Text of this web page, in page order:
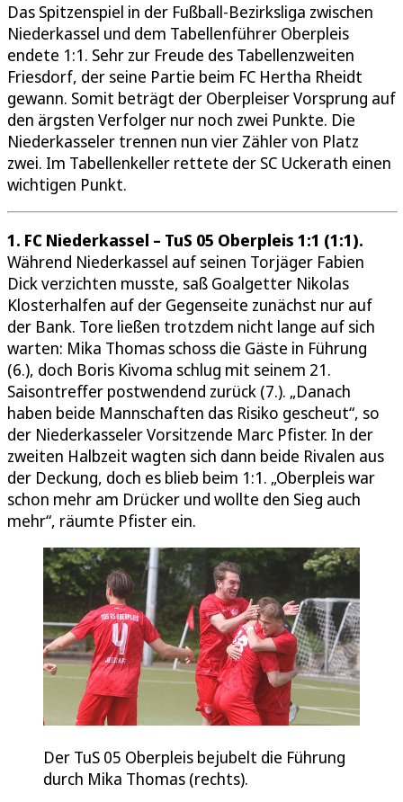
Das Spitzenspiel in der Fußball-Bezirksliga zwischen
Niederkassel und dem Tabellenführer Oberpleis
endete 1:1. Sehr zur Freude des Tabellenzweiten
Friesdorf, der seine Partie beim FC Hertha Rheidt
gewann. Somit beträgt der Oberpleiser Vorsprung auf
den ärgsten Verfolger nur noch zwei Punkte. Die
Niederkasseler trennen nun vier Zähler von Platz
zwei. Im Tabellenkeller rettete der SC Uckerath einen
wichtigen Punkt.
1. FC Niederkassel – TuS 05 Oberpleis 1:1 (1:1).
Während Niederkassel auf seinen Torjäger Fabien
Dick verzichten musste, saß Goalgetter Nikolas
Klosterhalfen auf der Gegenseite zunächst nur auf
der Bank. Tore ließen trotzdem nicht lange auf sich
warten: Mika Thomas schoss die Gäste in Führung
(6.), doch Boris Kivoma schlug mit seinem 21.
Saisontreffer postwendend zurück (7.). „Danach
haben beide Mannschaften das Risiko gescheut“, so
der Niederkasseler Vorsitzende Marc Pfister. In der
zweiten Halbzeit wagten sich dann beide Rivalen aus
der Deckung, doch es blieb beim 1:1. „Oberpleis war
schon mehr am Drücker und wollte den Sieg auch
mehr“, räumte Pfister ein.
Der TuS 05 Oberpleis bejubelt die Führung
durch Mika Thomas (rechts).